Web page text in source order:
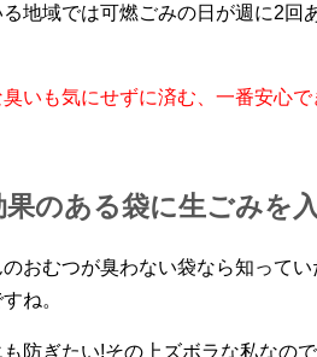
地域では可燃ごみの日が週に2回
いも気にせずに済む、一番安心
果のある袋に生ごみを
おむつが臭わない袋なら知って
ね。
防ぎたい!その上ズボラな私なの